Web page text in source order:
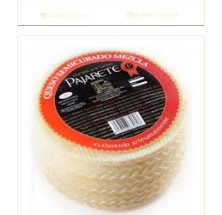
Añadir al carrito Mostrar detalles